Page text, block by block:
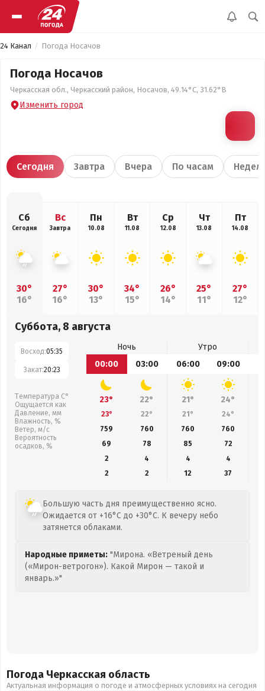
24 Канал Погода Носачов
Погода Носачов
Черкасская обл., Черкасский район, Носачов, 49.14°С, 31.62°В
Изменить город
Сегодня Завтра Вчера По часам
Сб
Сегодня
30°
16°
Вс
Завтра
27°
16°
Пн
10.08
30°
13°
Вт
11.08
34°
15°
Ср
12.08
26°
14°
Чт
13.08
25°
11°
Пт
14.08
27°
12°
Суббота, 8 августа
Восход:05:35
Закат:20:23
Температура С°
Ощущается как
Давление, мм
Влажность, %
Ветер, м/с
Вероятность
осадков, %
Ночь
Утро
00:00
03:00 06:00 09:00
23° 22° 21° 24°
23° 22° 21° 24°
759
760 760 760
69
78 85 72
2
4 4
4
2
2 12 37
Большую часть дня преимущественно ясно.
Ожидается от +16°C до +30°C. К вечеру небо
затянется облаками.
Народные приметы: "Мирона. «Ветреный день
(«Мирон-ветрогон»). Какой Мирон — такой и
январь.»"
Погода Черкасская область
Актуальная информация о погоде и атмосферных условиях на сегодня